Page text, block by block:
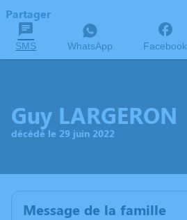
Partager
SMS WhatsApp Facebook
Guy LARGERON
décédé le 29 juin 2022
Message de la famille